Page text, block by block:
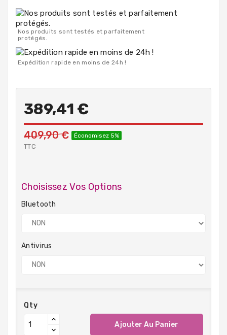
Nos produits sont testés et parfaitement
protégés.
Expédition rapide en moins de 24h !
389,41 €
409,90 € Économisez 5%
TTC
Choisissez Vos Options
Bluetooth
Antivirus
Qty
Ajouter Au Panier